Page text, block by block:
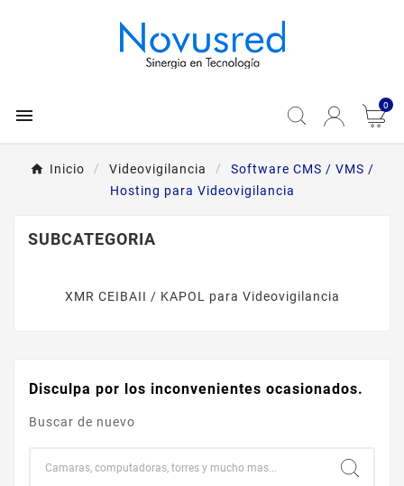
 0
Inicio Videovigilancia
Software CMS / VMS /
Hosting para Videovigilancia
SUBCATEGORIA
XMR CEIBAII / KAPOL para Videovigilancia
Disculpa por los inconvenientes ocasionados.
Buscar de nuevo